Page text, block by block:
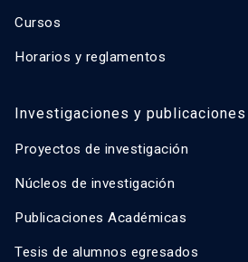
Cursos
Horarios y reglamentos
Investigaciones y publicaciones
Proyectos de investigación
Núcleos de investigación
Publicaciones Académicas
Tesis de alumnos egresados